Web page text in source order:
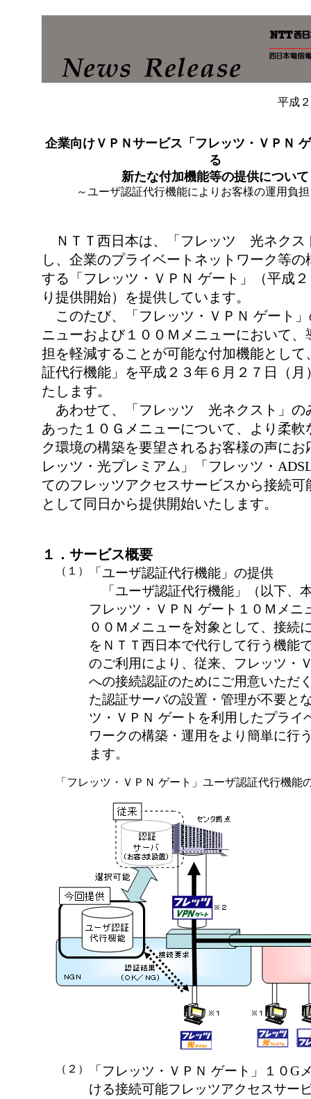
平成
企業向けＶＰＮサービス「フレッツ・ＶＰＮ
る
新たな付加機能等の提供について
～ユーザ認証代行機能によりお客様の運用負
ＮＴＴ西日本は、「フレッツ 光ネクス
し、企業のプライベートネットワーク等の
する「フレッツ・ＶＰＮ ゲート」（平成
り提供開始）を提供しています。
このたび、「フレッツ・ＶＰＮ ゲート
ニューおよび１００Ｍメニューにおいて、
担を軽減することが可能な付加機能として
証代行機能」を平成２３年６月２７日（月
たします。
あわせて、「フレッツ 光ネクスト」の
あった１０Ｇメニューについて、より柔軟
ク環境の構築を要望されるお客様の声にお
レッツ・光プレミアム」「フレッツ・
てのフレッツアクセスサービスから接続可
として同日から提供開始いたします。
１．サービス概要
（１）
「ユーザ認証代行機能」の提供
「ユーザ認証代行機能」（以下、
フレッツ・ＶＰＮ ゲート１０Ｍメニ
００Ｍメニューを対象として、接続
をＮＴＴ西日本で代行して行う機能
のご利用により、従来、フレッツ・
への接続認証のためにご用意いただ
た認証サーバの設置・管理が不要と
ツ・ＶＰＮ ゲートを利用したプライ
ワークの構築・運用をより簡単に行
ます。
「フレッツ・ＶＰＮ ゲート」ユーザ認証代行機能
（２）
「フレッツ・ＶＰＮ ゲート」１０G
ける接続可能フレッツアクセスサー